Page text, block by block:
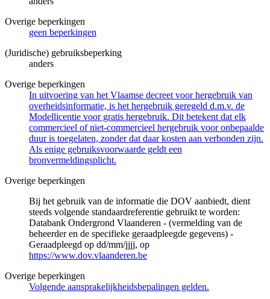
Overige beperkingen
geen beperkingen
(Juridische) gebruiksbeperking
anders
Overige beperkingen
In uitvoering van het Vlaamse decreet voor hergebruik van
overheidsinformatie, is het hergebruik geregeld d.m.v. de
Modellicentie voor gratis hergebruik. Dit betekent dat elk
commercieel of niet-commercieel hergebruik voor onbepaalde
duur is toegelaten, zonder dat daar kosten aan verbonden zijn.
Als enige gebruiksvoorwaarde geldt een
bronvermeldingsplicht.
Overige beperkingen
Bij het gebruik van de informatie die DOV aanbiedt, dient
steeds volgende standaardreferentie gebruikt te worden:
Databank Ondergrond Vlaanderen - (vermelding van de
beheerder en de specifieke geraadpleegde gegevens) -
Geraadpleegd op dd/mm/jjjj, op
https://www.dov.vlaanderen.be
Overige beperkingen
Volgende aansprakelijkheidsbepalingen gelden.